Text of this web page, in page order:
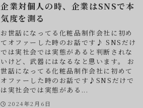
企業対個人の時、企業はSNSで本
気度を測る
お世話になってる化粧品制作会社に初め
てオファーした時のお話です♪ SNSだけ
では実社会では実態があると判断されな
いけど、武器にはなるなと思います。 お
世話になってる化粧品制作会社に初めて
オファーした時のお話です♪SNSだけで
は実社会では実態がある...
2024年2月6日